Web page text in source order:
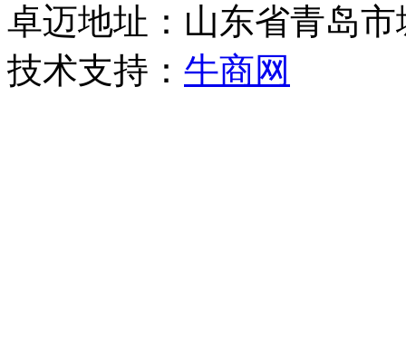
卓迈地址：山东省青岛
技术支持： 牛商网